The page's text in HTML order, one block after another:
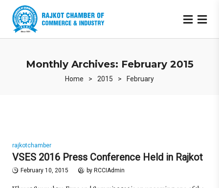
Monthly Archives: February 2015
Home > 2015 > February
rajkotchamber
VSES 2016 Press Conference Held in Rajkot
February 10, 2015 by RCCIAdmin